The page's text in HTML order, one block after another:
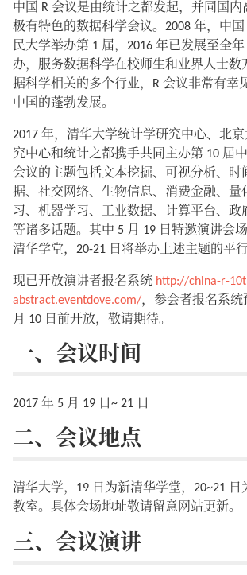
中国 R 会议是由统计之都发起，并同国内
极有特色的数据科学会议。2008 年，中国
民大学举办第 1 届，2016 年已发展至全
办，服务数据科学在校师生和业界人士数
据科学相关的多个行业，R 会议非常有幸
中国的蓬勃发展。
2017 年，清华大学统计学研究中心、北
究中心和统计之都携手共同主办第 10 届
会议的主题包括文本挖掘、可视分析、时
据、社交网络、生物信息、消费金融、量
习、机器学习、工业数据、计算平台、政
等诸多话题。其中 5 月 19 日特邀演讲会
清华学堂，20-21 日将举办上述主题的平行
现已开放演讲者报名系统 http://china-r-
abstract.eventdove.com/，参会者报名系统
月 10 日前开放，敬请期待。
一、会议时间
2017 年 5 月 19 日~ 21 日
二、会议地点
清华大学，19 日为新清华学堂，20~21 日
教室。具体会场地址敬请留意网站更新。
三、会议演讲